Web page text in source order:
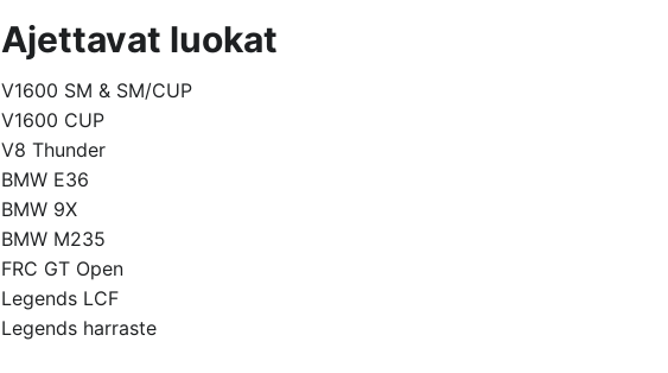
Ajettavat luokat
V1600 SM & SM/CUP
V1600 CUP
V8 Thunder
BMW E36
BMW 9X
BMW M235
FRC GT Open
Legends LCF
Legends harraste